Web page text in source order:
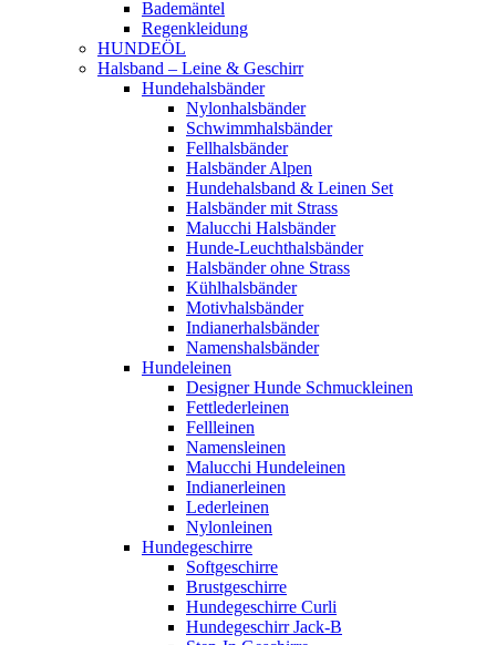
Bademäntel
Regenkleidung
HUNDEÖL
Halsband – Leine & Geschirr
Hundehalsbänder
Nylonhalsbänder
Schwimmhalsbänder
Fellhalsbänder
Halsbänder Alpen
Hundehalsband & Leinen Set
Halsbänder mit Strass
Malucchi Halsbänder
Hunde-Leuchthalsbänder
Halsbänder ohne Strass
Kühlhalsbänder
Motivhalsbänder
Indianerhalsbänder
Namenshalsbänder
Hundeleinen
Designer Hunde Schmuckleinen
Fettlederleinen
Fellleinen
Namensleinen
Malucchi Hundeleinen
Indianerleinen
Lederleinen
Nylonleinen
Hundegeschirre
Softgeschirre
Brustgeschirre
Hundegeschirre Curli
Hundegeschirr Jack-B